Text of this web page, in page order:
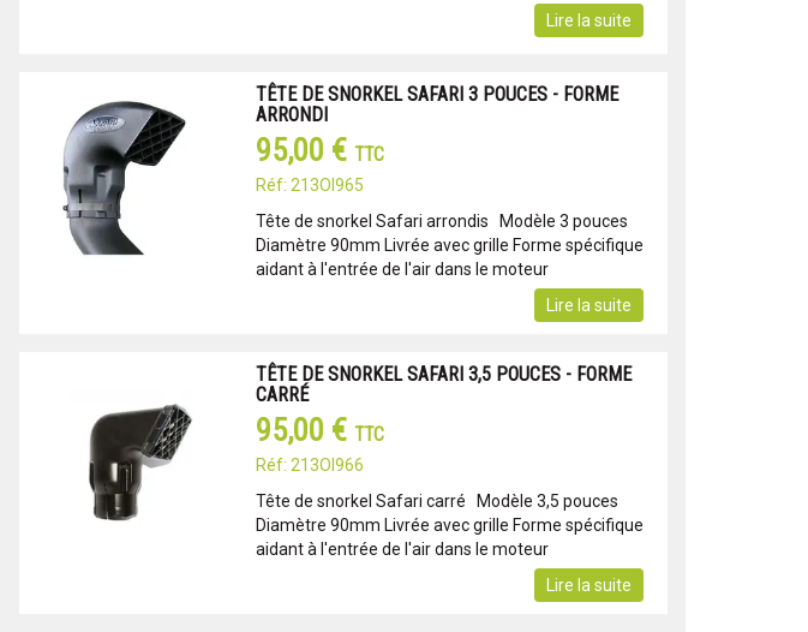
Lire la suite
TÊTE DE SNORKEL SAFARI 3 POUCES - FORME
ARRONDI
95,00 € TTC
Réf: 213OI965
Tête de snorkel Safari arrondis Modèle 3 pouces
Diamètre 90mm Livrée avec grille Forme spécifique
aidant à l'entrée de l'air dans le moteur
Lire la suite
TÊTE DE SNORKEL SAFARI 3,5 POUCES - FORME
CARRÉ
95,00 € TTC
Réf: 213OI966
Tête de snorkel Safari carré Modèle 3,5 pouces
Diamètre 90mm Livrée avec grille Forme spécifique
aidant à l'entrée de l'air dans le moteur
Lire la suite